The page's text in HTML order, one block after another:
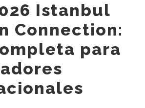
Istanbul
Connection:
para